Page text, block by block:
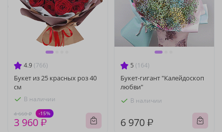
4.9 (766)
Букет из 25 красных роз 40
см
В наличии
4 660 ₽ -15%
3 960 ₽
5 (164)
Букет-гигант "Калейдоскоп
любви"
В наличии
6 970 ₽